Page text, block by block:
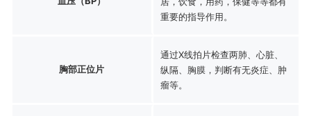
重要的指导作用。
胸部正位片
通过X线拍片检查两肺、心脏、
纵隔、胸膜，判断有无炎症、肿
瘤等。